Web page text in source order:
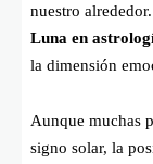
nuestro
Luna en
la dimensión
Aunque muchas
signo solar, la